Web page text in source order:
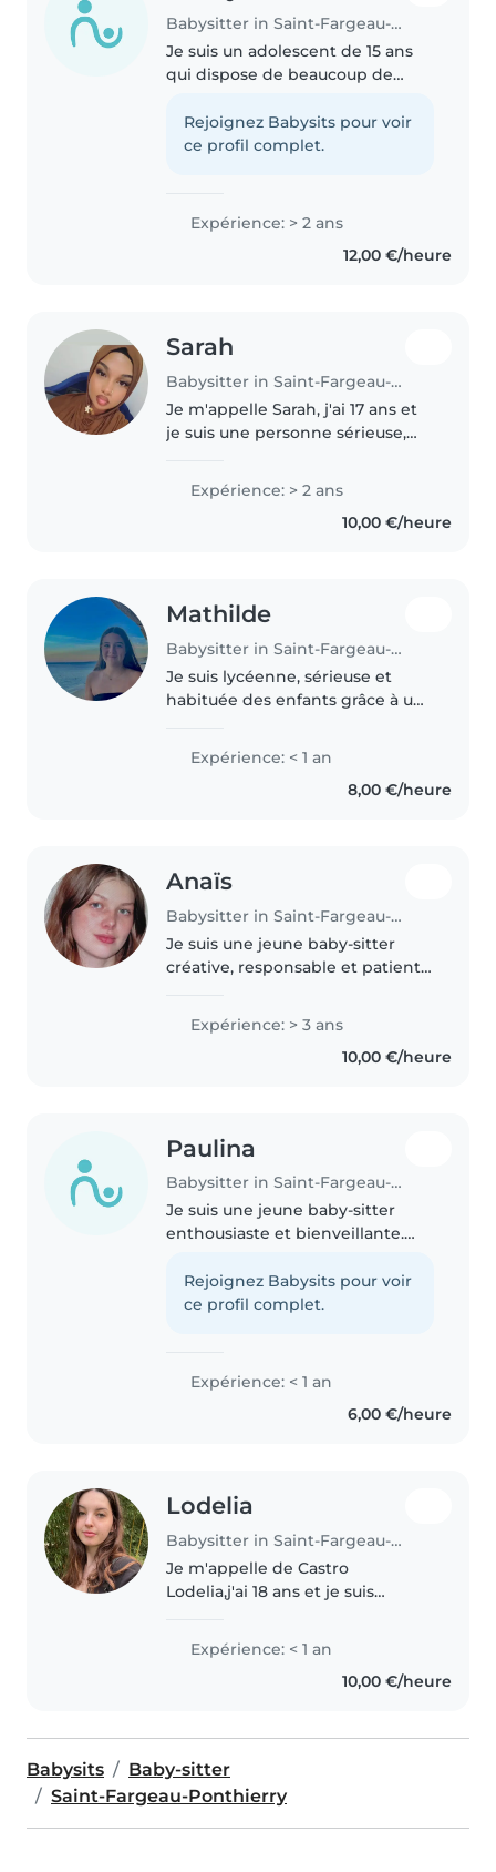
Babysitter in Saint-Fargeau-Ponthierry
Je suis un adolescent de 15 ans
qui dispose de beaucoup de
personne très calme, patiente et
à l'écoute. Je m'entends très
Rejoignez Babysits pour voir
ce profil complet.
Expérience: > 2 ans
12,00 €/heure
Sarah
Babysitter in Saint-Fargeau-Ponthierry
Je m'appelle Sarah, j'ai 17 ans et
je suis une personne sérieuse,
sincèrement m'occuper des
enfants et j'ai naturellement un
très bon lien avec eux...
Expérience: > 2 ans
10,00 €/heure
Mathilde
Babysitter in Saint-Fargeau-Ponthierry
Je suis lycéenne, sérieuse et
habituée des enfants grâce à un
je suis responsable, attentionnée
et à l'aise avec les plus petits.
Expérience: < 1 an
8,00 €/heure
Anaïs
Babysitter in Saint-Fargeau-Ponthierry
Je suis une jeune baby-sitter
créative, responsable et patiente
avec des enfants en âge
préscolaire et scolaire. Je suis..
Expérience: > 3 ans
10,00 €/heure
Paulina
Babysitter in Saint-Fargeau-Ponthierry
Je suis une jeune baby-sitter
enthousiaste et bienveillante.
d'expérience professionnelle, j'ai
développé de solides
Rejoignez Babysits pour voir
ce profil complet.
Expérience: < 1 an
6,00 €/heure
Lodelia
Babysitter in Saint-Fargeau-Ponthierry
Je m'appelle de Castro
Lodelia,j'ai 18 ans et je suis
d'éducatrice de jeunes enfants
(EJE). Passionnée par le contact
avec les enfants, j'ai réalisé 5
Expérience: < 1 an
10,00 €/heure
Babysits
Baby-sitter
Saint-Fargeau-Ponthierry